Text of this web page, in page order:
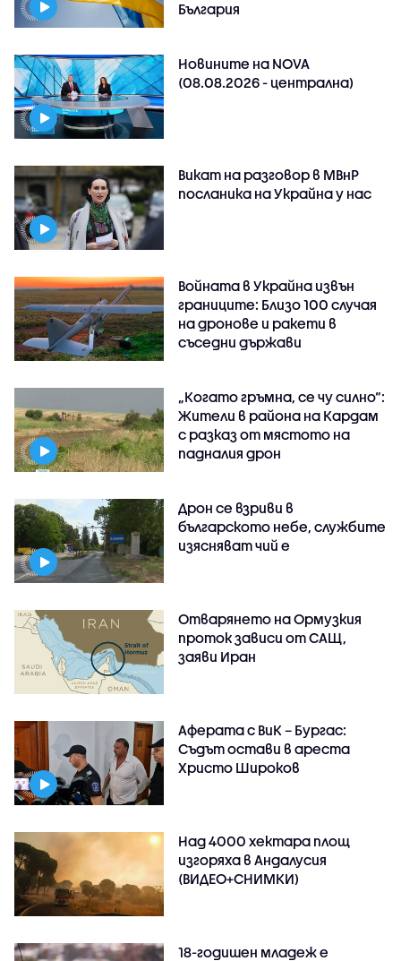
България
Новините на NOVA
(08.08.2026 - централна)
Викат на разговор в МВнР
посланика на Украйна у нас
Войната в Украйна извън
границите: Близо 100 случая
на дронове и ракети в
съседни държави
„Когато гръмна, се чу силно“:
Жители в района на Кардам
с разказ от мястото на
падналия дрон
Дрон се взриви в
българското небе, службите
изясняват чий е
Отварянето на Ормузкия
проток зависи от САЩ,
заяви Иран
Аферата с ВиК – Бургас:
Съдът остави в ареста
Христо Широков
Над 4000 хектара площ
изгоряха в Андалусия
(ВИДЕО+СНИМКИ)
18-годишен младеж е